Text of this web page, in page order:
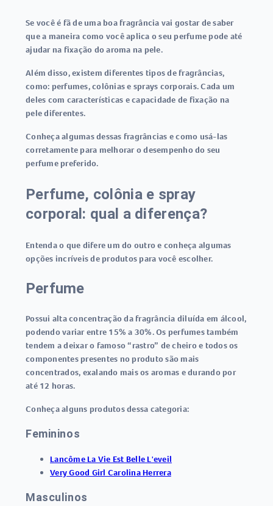
Se você é fã de uma boa fragrância vai gostar de saber
que a maneira como você aplica o seu perfume pode até
ajudar na fixação do aroma na pele.
Além disso, existem diferentes tipos de fragrâncias,
como: perfumes, colônias e sprays corporais. Cada um
deles com características e capacidade de fixação na
pele diferentes.
Conheça algumas dessas fragrâncias e como usá-las
corretamente para melhorar o desempenho do seu
perfume preferido.
Perfume, colônia e spray
corporal: qual a diferença?
Entenda o que difere um do outro e conheça algumas
opções incríveis de produtos para você escolher.
Perfume
Possui alta concentração da fragrância diluída em álcool,
podendo variar entre 15% a 30%. Os perfumes também
tendem a deixar o famoso “rastro” de cheiro e todos os
componentes presentes no produto são mais
concentrados, exalando mais os aromas e durando por
até 12 horas.
Conheça alguns produtos dessa categoria:
Femininos
Lancôme La Vie Est Belle L'eveil
Very Good Girl Carolina Herrera
Masculinos